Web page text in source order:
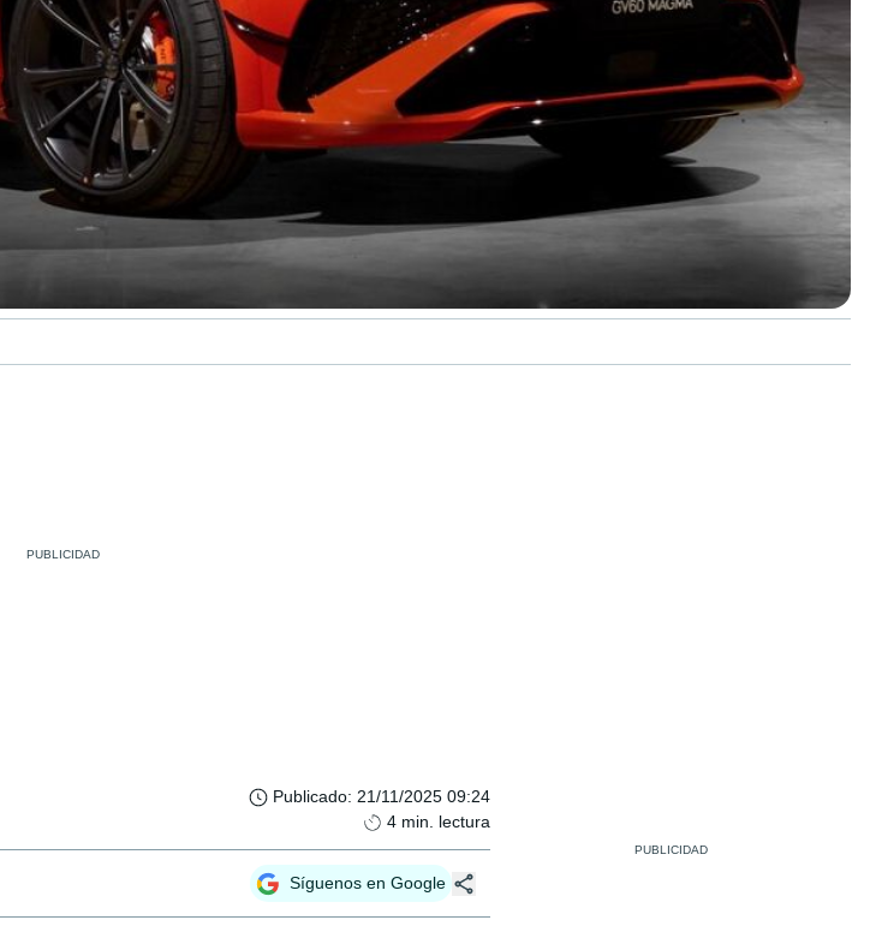
Publicado: 21/11/2025 09:24
4 min. lectura
Síguenos en Google